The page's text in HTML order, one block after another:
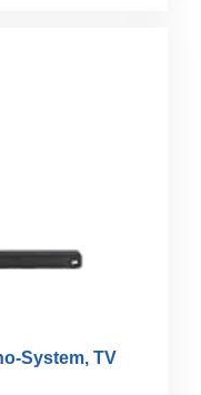
System, TV